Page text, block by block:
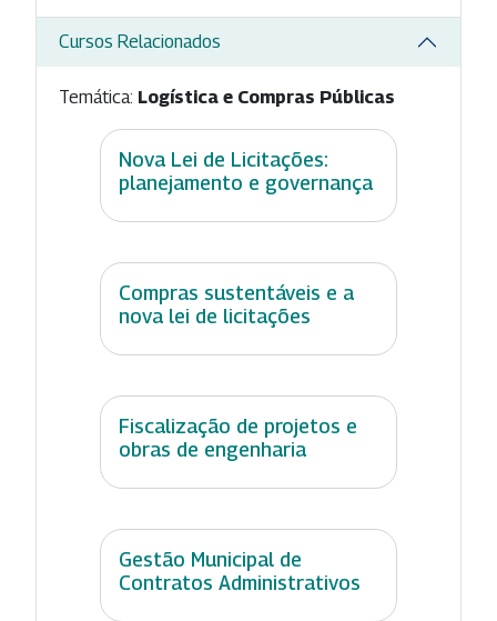
Cursos Relacionados
Temática: Logística e Compras Públicas
Nova Lei de Licitações:
planejamento e governança
Compras sustentáveis e a
nova lei de licitações
Fiscalização de projetos e
obras de engenharia
Gestão Municipal de
Contratos Administrativos